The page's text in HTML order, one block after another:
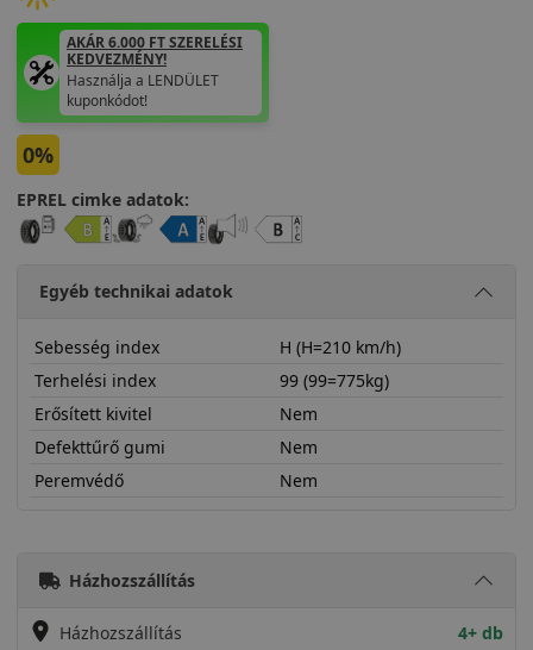
AKÁR 6.000 FT SZERELÉSI
KEDVEZMÉNY!
Használja a LENDÜLET
kuponkódot!
0%
EPREL cimke adatok:
Egyéb technikai adatok
Sebesség index
H (H=210 km/h)
Terhelési index
99 (99=775kg)
Erősített kivitel
Nem
Defekttűrő gumi
Nem
Peremvédő
Nem
Házhozszállítás
Házhozszállítás 4+ db